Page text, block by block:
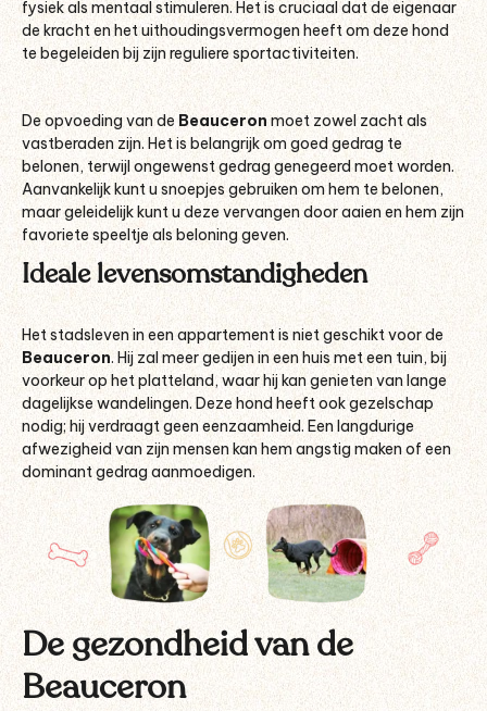
fysiek als mentaal stimuleren. Het is cruciaal dat de eigenaar
de kracht en het uithoudingsvermogen heeft om deze hond
te begeleiden bij zijn reguliere sportactiviteiten.
De opvoeding van de Beauceron moet zowel zacht als
vastberaden zijn. Het is belangrijk om goed gedrag te
belonen, terwijl ongewenst gedrag genegeerd moet worden.
Aanvankelijk kunt u snoepjes gebruiken om hem te belonen,
maar geleidelijk kunt u deze vervangen door aaien en hem zijn
favoriete speeltje als beloning geven.
Ideale levensomstandigheden
Het stadsleven in een appartement is niet geschikt voor de
Beauceron. Hij zal meer gedijen in een huis met een tuin, bij
voorkeur op het platteland, waar hij kan genieten van lange
dagelijkse wandelingen. Deze hond heeft ook gezelschap
nodig; hij verdraagt geen eenzaamheid. Een langdurige
afwezigheid van zijn mensen kan hem angstig maken of een
dominant gedrag aanmoedigen.
De gezondheid van de
Beauceron